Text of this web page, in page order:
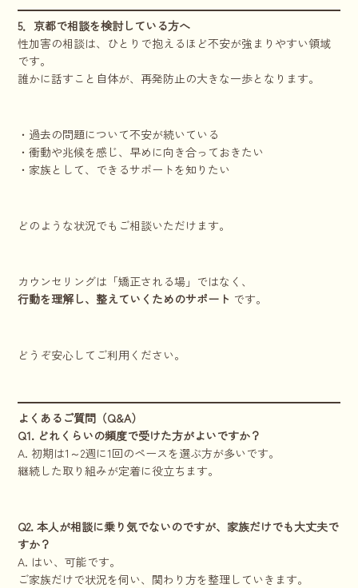
5．京都で相談を検討している方へ
性加害の相談は、ひとりで抱えるほど不安が強まりやすい領域
です。
誰かに話すこと自体が、再発防止の大きな一歩となります。
・過去の問題について不安が続いている
・衝動や兆候を感じ、早めに向き合っておきたい
・家族として、できるサポートを知りたい
どのような状況でもご相談いただけます。
カウンセリングは「矯正される場」ではなく、
行動を理解し、整えていくためのサポート です。
どうぞ安心してご利用ください。
よくあるご質問（Q&A）
Q1. どれくらいの頻度で受けた方がよいですか？
A. 初期は1～2週に1回のペースを選ぶ方が多いです。
継続した取り組みが定着に役立ちます。
Q2. 本人が相談に乗り気でないのですが、家族だけでも大丈夫で
すか？
A. はい、可能です。
ご家族だけで状況を伺い、関わり方を整理していきます。